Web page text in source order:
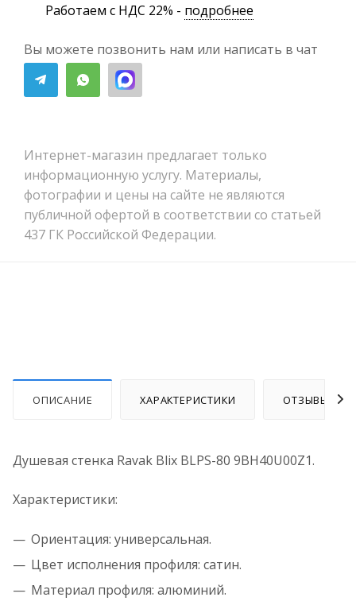
Работаем с НДС 22% - подробнее
Вы можете позвонить нам или написать в чат
Интернет-магазин предлагает только
информационную услугу. Материалы,
фотографии и цены на сайте не являются
публичной офертой в соответствии со статьей
437 ГК Российской Федерации.
ОПИСАНИЕ ХАРАКТЕРИСТИКИ ОТЗЫВЫ
Душевая стенка Ravak Blix BLPS-80 9BH40U00Z1.
Характеристики:
Ориентация: универсальная.
Цвет исполнения профиля: сатин.
Материал профиля: алюминий.